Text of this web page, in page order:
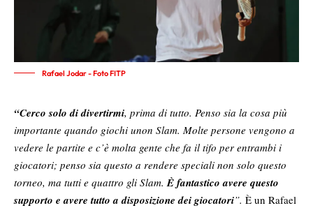
Rafael Jodar - Foto FITP
“Cerco solo di divertirmi, prima di tutto. Penso sia la cosa più
importante quando giochi unon Slam. Molte persone vengono a
vedere le partite e c’è molta gente che fa il tifo per entrambi i
giocatori; penso sia questo a rendere speciali non solo questo
torneo, ma tutti e quattro gli Slam. È fantastico avere questo
supporto e avere tutto a disposizione dei giocatori”. È un Rafael